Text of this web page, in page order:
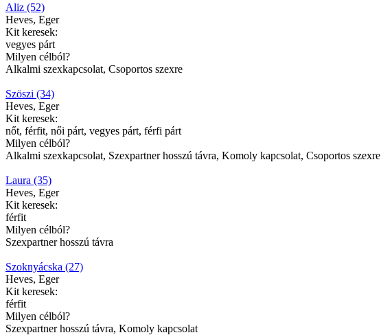
Aliz (52)
Heves, Eger
Kit keresek:
vegyes párt
Milyen célból?
Alkalmi szexkapcsolat, Csoportos szexre
Szöszi (34)
Heves, Eger
Kit keresek:
nőt, férfit, női párt, vegyes párt, férfi párt
Milyen célból?
Alkalmi szexkapcsolat, Szexpartner hosszú távra, Komoly kapcsolat, Csoportos szexre
Laura (35)
Heves, Eger
Kit keresek:
férfit
Milyen célból?
Szexpartner hosszú távra
Szoknyácska (27)
Heves, Eger
Kit keresek:
férfit
Milyen célból?
Szexpartner hosszú távra, Komoly kapcsolat